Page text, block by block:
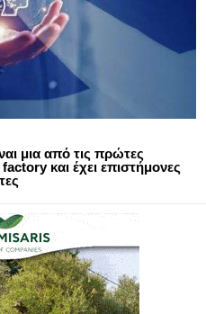
μια από τις πρώτες
και έχει επιστήμονες